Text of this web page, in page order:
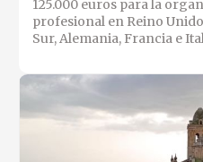
125.000 euros para la
profesional en Reino
Sur, Alemania, Francia e